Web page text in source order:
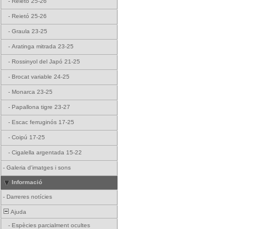
- Reietó 25-26
- Graula 23-25
- Aratinga mitrada 23-25
- Rossinyol del Japó 21-25
- Brocat variable 24-25
- Monarca 23-25
- Papallona tigre 23-27
- Escac ferruginós 17-25
- Coipú 17-25
- Cigalella argentada 15-22
- Galeria d'imatges i sons
Informació
- Darreres notícies
Ajuda
- Espècies parcialment ocultes